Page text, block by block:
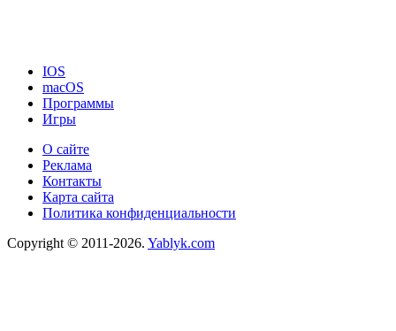
IOS
macOS
Программы
Игры
О сайте
Реклама
Контакты
Карта сайта
Политика конфиденциальности
Copyright © 2011-2026. Yablyk.сom